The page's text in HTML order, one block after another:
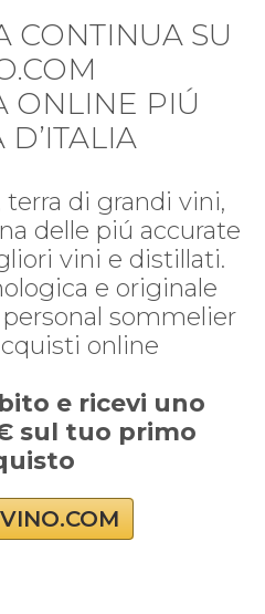
CONTINUA SU
ONLINE PIÚ
D’ITALIA
terra di grandi vini,
delle piú accurate
vini e distillati.
e originale
sommelier
online
e ricevi uno
sul tuo primo